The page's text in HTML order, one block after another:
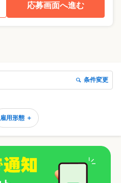
応募画面へ進む
条件変更
雇用形態 ＋